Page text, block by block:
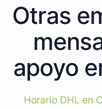
Otras
apoyo
Horario DHL en